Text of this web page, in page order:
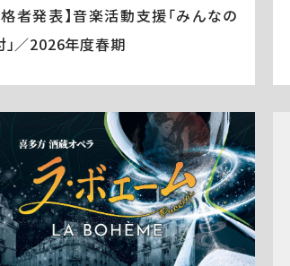
格者発表】音楽活動支援「みんなの
」／2026年度春期